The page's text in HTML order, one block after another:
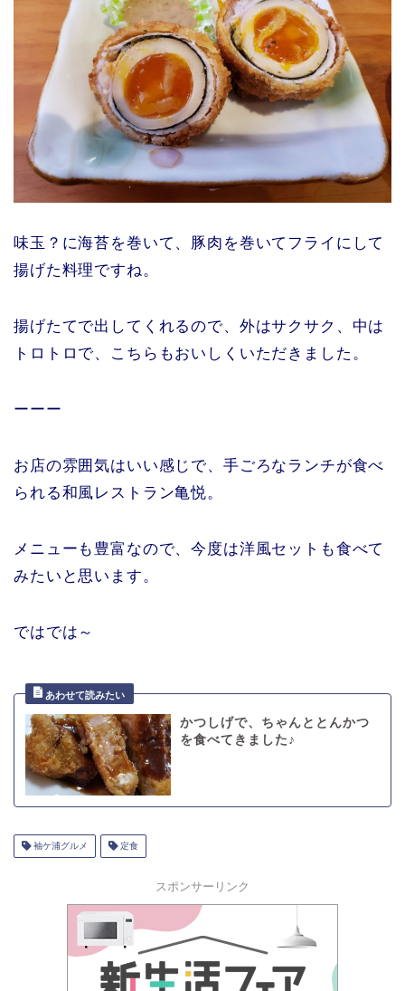
味玉？に海苔を巻いて、豚肉を巻いてフライにして
揚げた料理ですね。
揚げたてで出してくれるので、外はサクサク、中は
トロトロで、こちらもおいしくいただきました。
ーーー
お店の雰囲気はいい感じで、手ごろなランチが食べ
られる和風レストラン亀悦。
メニューも豊富なので、今度は洋風セットも食べて
みたいと思います。
ではでは～
かつしげで、ちゃんととんかつ
を食べてきました♪
袖ケ浦グルメ 定食
スポンサーリンク